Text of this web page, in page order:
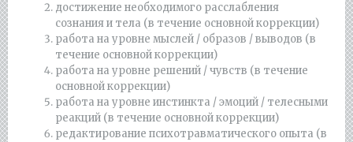
достижение необходимого расслабления
сознания и тела (в течение основной коррекции)
работа на уровне мыслей / образов / выводов (в
течение основной коррекции)
работа на уровне решений / чувств (в течение
основной коррекции)
работа на уровне инстинкта / эмоций / телесными
реакций (в течение основной коррекции)
редактирование психотравматического опыта (в